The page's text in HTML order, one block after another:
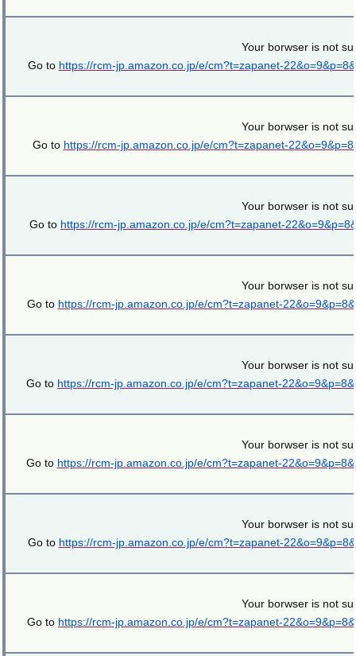
Your borwser is not
Go to https://rcm-jp.amazon.co.jp/e/cm?t=zapanet-
Your borwser is not
Go to https://rcm-jp.amazon.co.jp/e/cm?t=zapanet-
Your borwser is not
Go to https://rcm-jp.amazon.co.jp/e/cm?t=zapanet-
Your borwser is not
Go to https://rcm-jp.amazon.co.jp/e/cm?t=zapanet-
Your borwser is not
Go to https://rcm-jp.amazon.co.jp/e/cm?t=zapanet-
Your borwser is not
Go to https://rcm-jp.amazon.co.jp/e/cm?t=zapanet-
Your borwser is not
Go to https://rcm-jp.amazon.co.jp/e/cm?t=zapanet-
Your borwser is not
Go to https://rcm-jp.amazon.co.jp/e/cm?t=zapanet-